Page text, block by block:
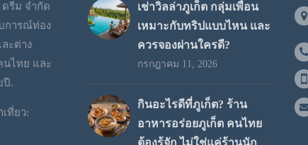
ดรีม จำกัด
การณ์ท่อง
ะต่าง
นไทย และ
ปี.
ที่ยว:
เช่าวิลล่าภูเก็ต กลุ่มเพื่อน
เหมาะกับทริปแบบไหน และ
ควรจองผ่านใครดี?
กรกฎาคม 11, 2026
กินอะไรดีที่ภูเก็ต? ร้าน
อาหารอร่อยภูเก็ต คนไทย
ต้องรู้จัก ไม่ใช่แค่ร้านนัก